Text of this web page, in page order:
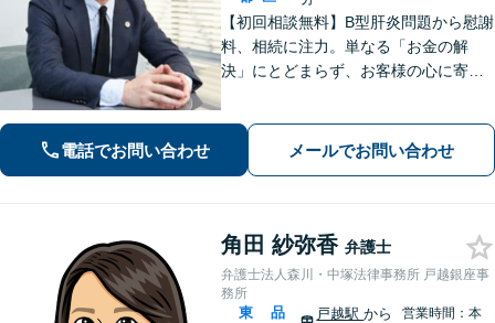
【初回相談無料】B型肝炎問題から慰謝
料、相続に注力。単なる「お金の解
決」にとどまらず、お客様の心に寄り
力いたしますので、まずはご相談くだ
さい。【五反田駅徒歩6分】
電話でお問い合わせ メールでお問い合わせ
角田 紗弥香 弁護士
弁護士法人森川・中塚法律事務所 戸越銀座事
務所
東
品
戸越駅から
営業時間：本